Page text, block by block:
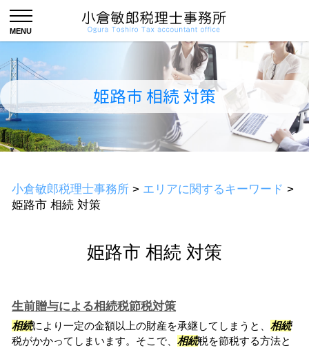
姫路市 相続 対策
小倉敏郎税理士事務所 > エリアに関するキーワード >
姫路市 相続 対策
姫路市 相続 対策
生前贈与による相続税節税対策
相続により一定の金額以上の財産を承継してしまうと、 相続
税がかかってしまいます。そこで、 相続税を節税する方法と